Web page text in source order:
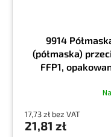
9914
(półmaska)
FFP1,
17,73 zł bez VAT
21,81 zł